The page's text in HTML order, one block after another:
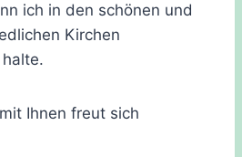
ich in den schönen und
Kirchen
Ihnen freut sich